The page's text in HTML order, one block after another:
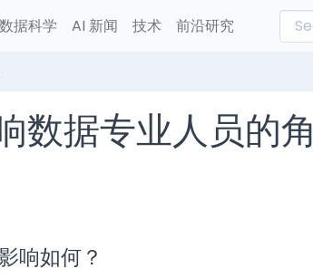
数据科学 AI 新闻 技术 前沿研究
数据专业人员的角
响如何？